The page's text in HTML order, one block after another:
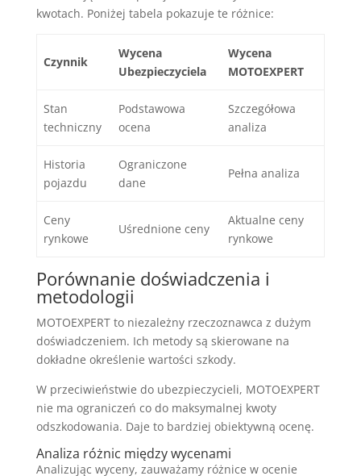
kwotach. Poniżej tabela pokazuje te różnice:
Czynnik
Wycena
Ubezpieczyciela
Wycena
MOTOEXPERT
Stan
techniczny
Podstawowa
ocena
Szczegółowa
analiza
Historia
pojazdu
Ograniczone
dane
Pełna analiza
Ceny
rynkowe
Uśrednione ceny
Aktualne ceny
rynkowe
Porównanie doświadczenia i
metodologii
MOTOEXPERT to niezależny rzeczoznawca z dużym
doświadczeniem. Ich metody są skierowane na
dokładne określenie wartości szkody.
W przeciwieństwie do ubezpieczycieli, MOTOEXPERT
nie ma ograniczeń co do maksymalnej kwoty
odszkodowania. Daje to bardziej obiektywną ocenę.
Analiza różnic między wycenami
Analizując wyceny, zauważamy różnice w ocenie